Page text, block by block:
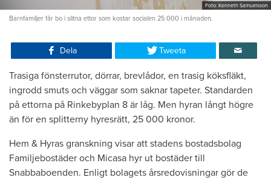
Foto: Kenneth Samuelsson
Barnfamiljer får bo i slitna ettor som kostar socialen 25 000 i månaden.
Dela Tweeta
Trasiga fönsterrutor, dörrar, brevlådor, en trasig köksfläkt,
ingrodd smuts och väggar som saknar tapeter. Standarden
på ettorna på Rinkebyplan 8 är låg. Men hyran långt högre
än för en splitterny hyresrätt, 25 000 kronor.
Hem & Hyras granskning visar att stadens bostadsbolag
Familjebostäder och Micasa hyr ut bostäder till
Snabbaboenden. Enligt bolagets årsredovisningar gör de